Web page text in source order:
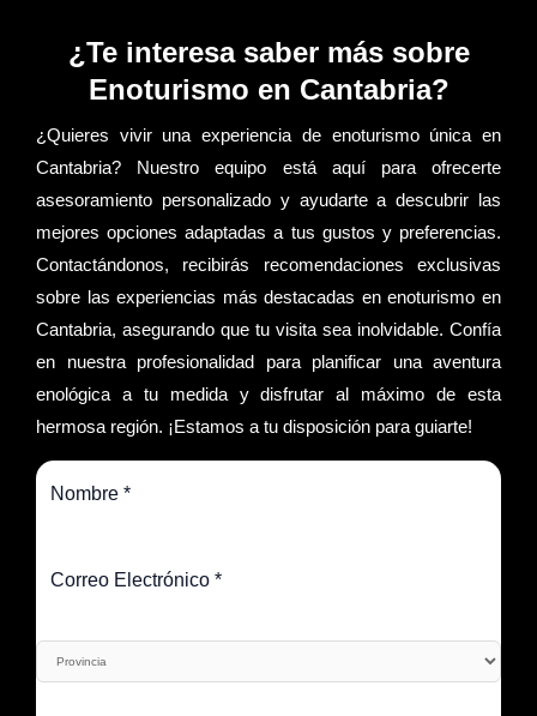
¿Te interesa saber más sobre
Enoturismo en Cantabria?
¿Quieres vivir una experiencia de enoturismo única en
Cantabria? Nuestro equipo está aquí para ofrecerte
asesoramiento personalizado y ayudarte a descubrir las
mejores opciones adaptadas a tus gustos y preferencias.
Contactándonos, recibirás recomendaciones exclusivas
sobre las experiencias más destacadas en enoturismo en
Cantabria, asegurando que tu visita sea inolvidable. Confía
en nuestra profesionalidad para planificar una aventura
enológica a tu medida y disfrutar al máximo de esta
hermosa región. ¡Estamos a tu disposición para guiarte!